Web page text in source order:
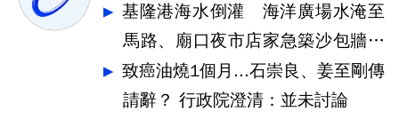
基隆港海水倒灌 海洋廣場水淹至
馬路、廟口夜市店家急築沙包牆擋
水
致癌油燒1個月...石崇良、姜至剛傳
請辭？ 行政院澄清：並未討論